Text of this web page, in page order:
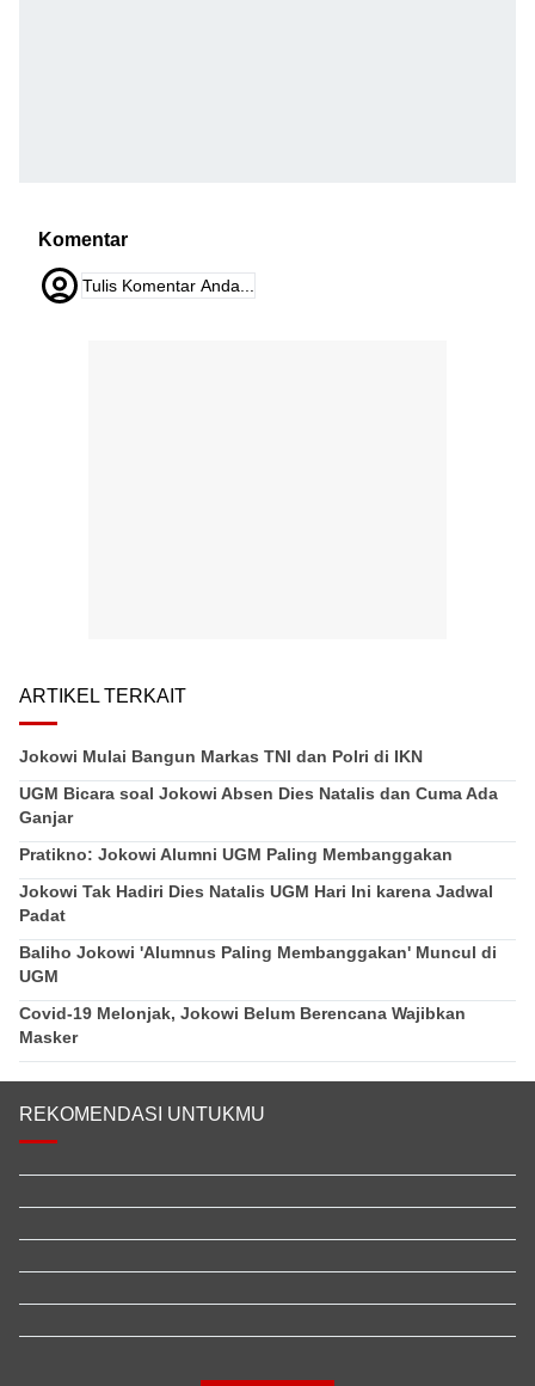
Komentar
Tulis Komentar Anda...
ARTIKEL TERKAIT
Jokowi Mulai Bangun Markas TNI dan Polri di IKN
UGM Bicara soal Jokowi Absen Dies Natalis dan Cuma Ada
Ganjar
Pratikno: Jokowi Alumni UGM Paling Membanggakan
Jokowi Tak Hadiri Dies Natalis UGM Hari Ini karena Jadwal
Padat
Baliho Jokowi 'Alumnus Paling Membanggakan' Muncul di
UGM
Covid-19 Melonjak, Jokowi Belum Berencana Wajibkan
Masker
REKOMENDASI UNTUKMU